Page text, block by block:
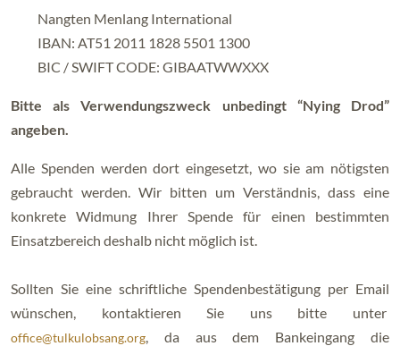
Nangten Menlang International
IBAN: AT51 2011 1828 5501 1300
BIC / SWIFT CODE: GIBAATWWXXX
Bitte als Verwendungszweck unbedingt “Nying Drod”
angeben.
Alle Spenden werden dort eingesetzt, wo sie am nötigsten
gebraucht werden. Wir bitten um Verständnis, dass eine
konkrete Widmung Ihrer Spende für einen bestimmten
Einsatzbereich deshalb nicht möglich ist.
Sollten Sie eine schriftliche Spendenbestätigung per Email
wünschen, kontaktieren Sie uns bitte unter
office@tulkulobsang.org , da aus dem Bankeingang die